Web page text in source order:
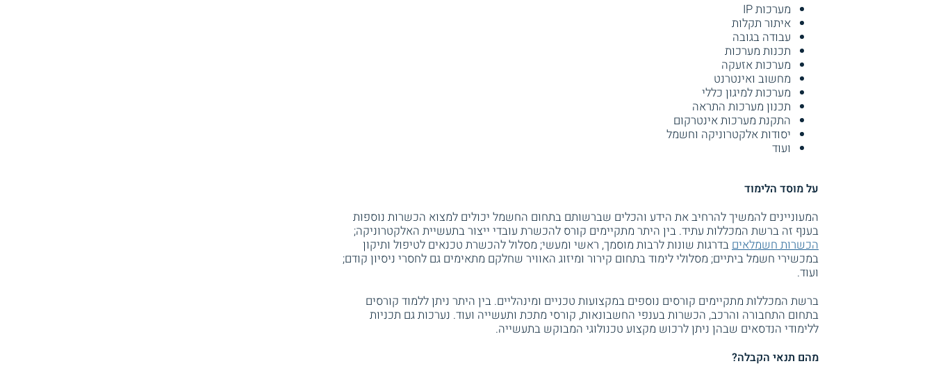
מערכות IP
איתור תקלות
עבודה בגובה
תכנות מערכות
מערכות אזעקה
מחשוב ואינטרנט
מערכות למיגון כללי
תכנון מערכות התראה
התקנת מערכות אינטרקום
יסודות אלקטרוניקה וחשמל
ועוד
על מוסד הלימוד
המעוניינים להמשיך להרחיב את הידע והכלים שברשותם בתחום החשמל יכולים למצוא הכשרות נוספות
בענף זה ברשת המכללות עתיד. בין היתר מתקיימים קורס להכשרת עובדי ייצור בתעשיית האלקטרוניקה;
הכשרות חשמלאיםבדרגות שונות לרבות מוסמך, ראשי ומעשי; מסלול להכשרת טכנאים לטיפול ותיקון
במכשירי חשמל ביתיים; מסלולי לימוד בתחום קירור ומיזוג האוויר שחלקם מתאימים גם לחסרי ניסיון קודם;
ועוד.
ברשת המכללות מתקיימים קורסים נוספים במקצועות טכניים ומינהליים. בין היתר ניתן ללמוד קורסים
בתחום התחבורה והרכב, הכשרות בענפי החשבונאות, קורסי מתכת ותעשייה ועוד. נערכות גם תכניות
ללימודי הנדסאים שבהן ניתן לרכוש מקצוע טכנולוגי המבוקש בתעשייה.
מהם תנאי הקבלה?